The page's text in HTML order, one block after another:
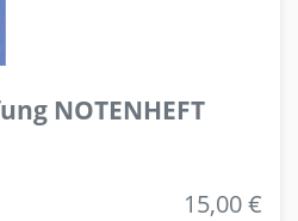
NOTENHEFT
15,00 €